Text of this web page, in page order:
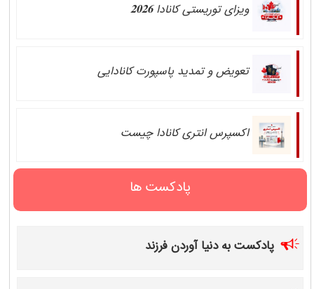
ویزای توریستی کانادا 𝟐𝟎𝟐𝟔
تعویض و تمدید پاسپورت کانادایی
اکسپرس انتری کانادا چیست
پادکست ها
پادکست به دنیا آوردن فرزند